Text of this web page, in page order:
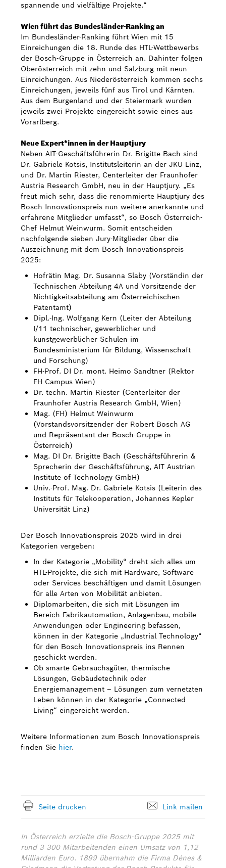
spannende und vielfältige Projekte.“
Wien führt das Bundesländer-Ranking an
Im Bundesländer-Ranking führt Wien mit 15
Einreichungen die 18. Runde des HTL-Wettbewerbs
der Bosch-Gruppe in Österreich an. Dahinter folgen
Oberösterreich mit zehn und Salzburg mit neun
Einreichungen. Aus Niederösterreich kommen sechs
Einreichungen, jeweils fünf aus Tirol und Kärnten.
Aus dem Burgenland und der Steiermark wurden
jeweils zwei Projekte eingereicht sowie eines aus
Vorarlberg.
Neue Expert*innen in der Hauptjury
Neben AIT-Geschäftsführerin Dr. Brigitte Bach sind
Dr. Gabriele Kotsis, Institutsleiterin an der JKU Linz,
und Dr. Martin Riester, Centerleiter der Fraunhofer
Austria Research GmbH, neu in der Hauptjury. „Es
freut mich sehr, dass die renommierte Hauptjury des
Bosch Innovationspreis nun weitere anerkannte und
erfahrene Mitglieder umfasst“, so Bosch Österreich-
Chef Helmut Weinwurm. Somit entscheiden
nachfolgende sieben Jury-Mitglieder über die
Auszeichnung mit dem Bosch Innovationspreis
2025:
Hofrätin Mag. Dr. Susanna Slaby (Vorständin der
Technischen Abteilung 4A und Vorsitzende der
Nichtigkeitsabteilung am Österreichischen
Patentamt)
Dipl.-Ing. Wolfgang Kern (Leiter der Abteilung
I/11 technischer, gewerblicher und
kunstgewerblicher Schulen im
Bundesministerium für Bildung, Wissenschaft
und Forschung)
FH-Prof. DI Dr. mont. Heimo Sandtner (Rektor
FH Campus Wien)
Dr. techn. Martin Riester (Centerleiter der
Fraunhofer Austria Research GmbH, Wien)
Mag. (FH) Helmut Weinwurm
(Vorstandsvorsitzender der Robert Bosch AG
und Repräsentant der Bosch-Gruppe in
Österreich)
Mag. DI Dr. Brigitte Bach (Geschäftsführerin &
Sprecherin der Geschäftsführung, AIT Austrian
Institute of Technology GmbH)
Univ.-Prof. Mag. Dr. Gabriele Kotsis (Leiterin des
Instituts für Telekooperation, Johannes Kepler
Universität Linz)
Der Bosch Innovationspreis 2025 wird in drei
Kategorien vergeben:
In der Kategorie „Mobility“ dreht sich alles um
HTL-Projekte, die sich mit Hardware, Software
oder Services beschäftigen und damit Lösungen
für alle Arten von Mobilität anbieten.
Diplomarbeiten, die sich mit Lösungen im
Bereich Fabrikautomation, Anlagenbau, mobile
Anwendungen oder Engineering befassen,
können in der Kategorie „Industrial Technology“
für den Bosch Innovationspreis ins Rennen
geschickt werden.
Ob smarte Gebrauchsgüter, thermische
Lösungen, Gebäudetechnik oder
Energiemanagement – Lösungen zum vernetzten
Leben können in der Kategorie „Connected
Living“ eingereicht werden.
Weitere Informationen zum Bosch Innovationspreis
finden Sie hier.
Seite drucken Link mailen
In Österreich erzielte die Bosch-Gruppe 2025 mit
rund 3 300 Mitarbeitenden einen Umsatz von 1,12
Milliarden Euro. 1899 übernahm die Firma Dénes &